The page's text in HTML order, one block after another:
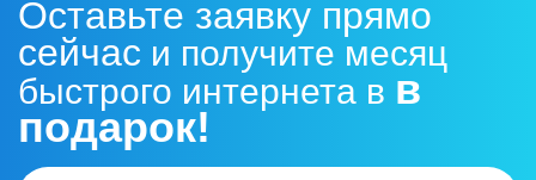
МОНТАЖНЫЕ РАБОТЫ
Оставьте заявку прямо
сейчас и получите месяц
быстрого интернета в в
подарок!